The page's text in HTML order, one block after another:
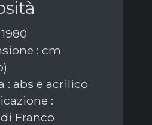
: cm
: abs e acrilico
:
Franco